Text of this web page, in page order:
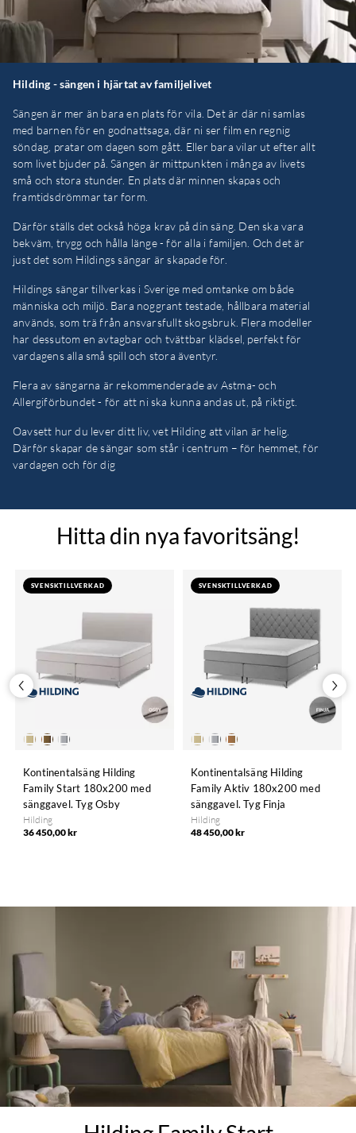
Hilding - sängen i hjärtat av familjelivet
Sängen är mer än bara en plats för vila. Det är där ni samlas
med barnen för en godnattsaga, där ni ser film en regnig
söndag, pratar om dagen som gått. Eller bara vilar ut efter allt
som livet bjuder på. Sängen är mittpunkten i många av livets
små och stora stunder. En plats där minnen skapas och
framtidsdrömmar tar form.
Därför ställs det också höga krav på din säng. Den ska vara
bekväm, trygg och hålla länge - för alla i familjen. Och det är
just det som Hildings sängar är skapade för.
Hildings sängar tillverkas i Sverige med omtanke om både
människa och miljö. Bara noggrant testade, hållbara material
används, som trä från ansvarsfullt skogsbruk. Flera modeller
har dessutom en avtagbar och tvättbar klädsel, perfekt för
vardagens alla små spill och stora äventyr.
Flera av sängarna är rekommenderade av Astma- och
Allergiförbundet - för att ni ska kunna andas ut, på riktigt.
Oavsett hur du lever ditt liv, vet Hilding att vilan är helig.
Därför skapar de sängar som står i centrum – för hemmet, för
vardagen och för dig
Hitta din nya favoritsäng!
SVENSKTILLVERKAD
Kontinentalsäng Hilding
Family Start 180x200 med
sänggavel. Tyg Osby
Hilding
36 450,00 kr
SVENSKTILLVERKAD
Kontinentalsäng Hilding
Family Aktiv 180x200 med
sänggavel. Tyg Finja
Hilding
48 450,00 kr